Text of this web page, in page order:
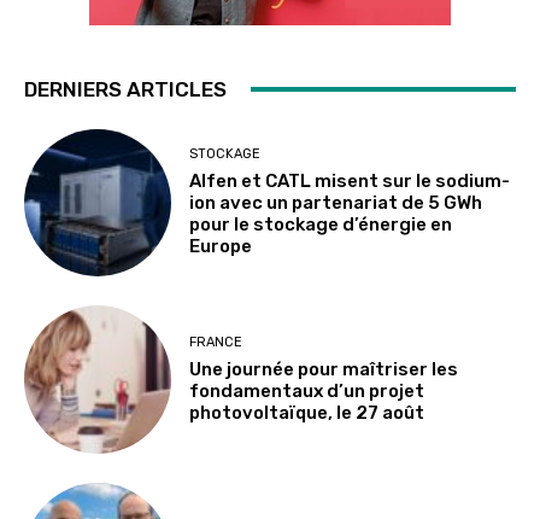
DERNIERS ARTICLES
STOCKAGE
Alfen et CATL misent sur le sodium-
ion avec un partenariat de 5 GWh
pour le stockage d’énergie en
Europe
FRANCE
Une journée pour maîtriser les
fondamentaux d’un projet
photovoltaïque, le 27 août